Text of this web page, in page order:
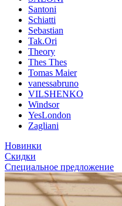
Santoni
Schiatti
Sebastian
Tak.Ori
Theory
Thes Thes
Tomas Maier
vanessabruno
VILSHENKO
Windsor
YesLondon
Zagliani
Новинки
Скидки
Специальное предложение